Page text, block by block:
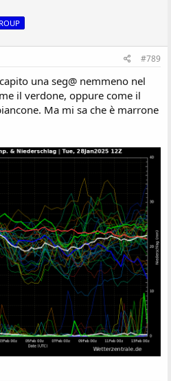
#789
una seg@ nemmeno nel
il verdone, oppure come il
Ma mi sa che è marrone